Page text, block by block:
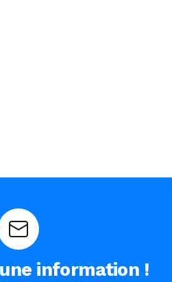
information !